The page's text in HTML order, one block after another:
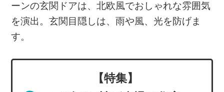
ーンの玄関ドアは、北欧風でおしゃれな雰囲気
を演出。玄関目隠しは、雨や風、光を防げま
す。
【特集】